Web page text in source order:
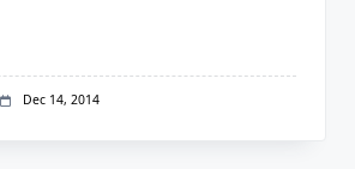
Dec 14, 2014